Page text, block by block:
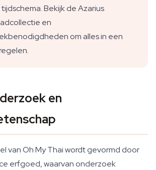
Bekijk de Azarius
en
om alles in een
en
van Oh My Thai wordt gevormd door
erfgoed, waarvan onderzoek